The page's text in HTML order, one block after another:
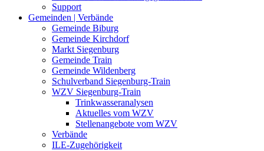
Support
Gemeinden | Verbände
Gemeinde Biburg
Gemeinde Kirchdorf
Markt Siegenburg
Gemeinde Train
Gemeinde Wildenberg
Schulverband Siegenburg-Train
WZV Siegenburg-Train
Trinkwasseranalysen
Aktuelles vom WZV
Stellenangebote vom WZV
Verbände
ILE-Zugehörigkeit